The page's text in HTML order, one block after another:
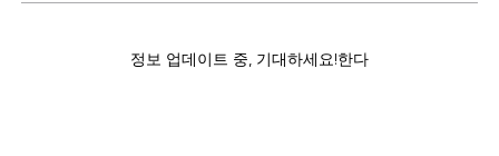
정보 업데이트 중, 기대하세요!한다